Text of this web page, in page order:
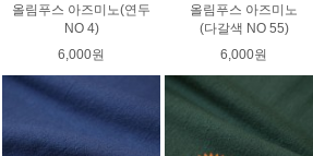
올림푸스 아즈미노(연두
NO 4)
6,000원
올림푸스 아즈미노
(다갈색 NO 55)
6,000원